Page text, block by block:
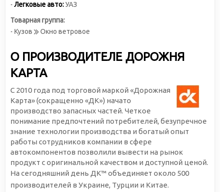
-Легковые авто:УАЗ
Товарная группа:
- Кузов
Окно ветровое
О ПРОИЗВОДИТЕЛЕ ДОРОЖНЯ
КАРТА
С 2010 года под торговой маркой «Дорожная
Карта» (сокращенно «ДК») начато
производство запасных частей. Четкое
понимание предпочтений потребителей, безупречное
знание технологии производства и богатый опыт
работы сотрудников компании в сфере
автокомпонентов позволили вывести на рынок
продукт с оригинальной качеством и доступной ценой.
На сегодняшний день ДК™ объединяет около 500
производителей в Украине, Турции и Китае.